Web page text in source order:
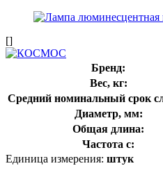
[]
Бренд:
Вес, кг:
Средний номинальный срок
Диаметр, мм:
Общая длина:
Частота с:
Единица измерения: штук